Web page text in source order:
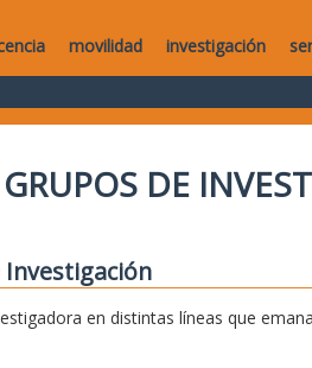
movilidad investigación
GRUPOS DE
Investigación
en distintas líneas que